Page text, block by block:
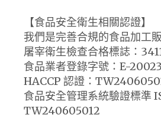
【食品安全衛生相關認證】
我們是完善合規的食品加工
屠宰衛生檢查合格標誌：
食品業者登錄字號：E-
HACCP 認證：
食品安全管理系統驗證標準
TW240605012